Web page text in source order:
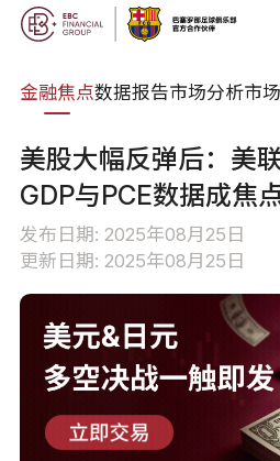
金融焦点数据报告市场分析市
美股大幅反弹后：美
GDP与PCE数据成焦
发布日期: 2025年08月25日
更新日期: 2025年08月25日